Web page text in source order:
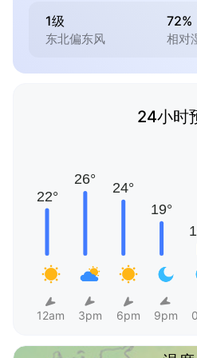
1级
东北偏东风
72%
相对
24小时
12am 3pm 6pm 9pm